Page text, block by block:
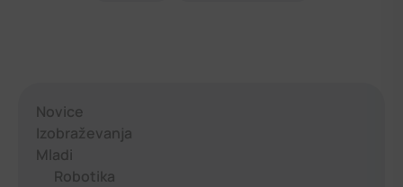
Novice
Izobraževanja
Mladi
Robotika